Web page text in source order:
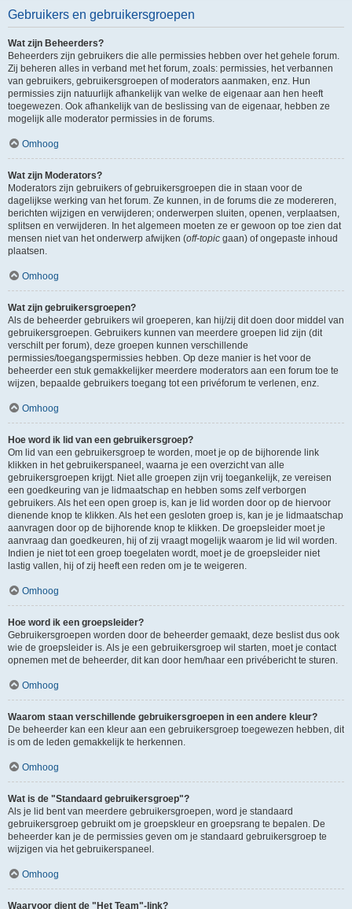
Gebruikers en gebruikersgroepen
Wat zijn Beheerders?
Beheerders zijn gebruikers die alle permissies hebben over het gehele forum.
Zij beheren alles in verband met het forum, zoals: permissies, het verbannen
van gebruikers, gebruikersgroepen of moderators aanmaken, enz. Hun
permissies zijn natuurlijk afhankelijk van welke de eigenaar aan hen heeft
toegewezen. Ook afhankelijk van de beslissing van de eigenaar, hebben ze
mogelijk alle moderator permissies in de forums.
Omhoog
Wat zijn Moderators?
Moderators zijn gebruikers of gebruikersgroepen die in staan voor de
dagelijkse werking van het forum. Ze kunnen, in de forums die ze modereren,
berichten wijzigen en verwijderen; onderwerpen sluiten, openen, verplaatsen,
splitsen en verwijderen. In het algemeen moeten ze er gewoon op toe zien dat
mensen niet van het onderwerp afwijken (off-topic gaan) of ongepaste inhoud
plaatsen.
Omhoog
Wat zijn gebruikersgroepen?
Als de beheerder gebruikers wil groeperen, kan hij/zij dit doen door middel van
gebruikersgroepen. Gebruikers kunnen van meerdere groepen lid zijn (dit
verschilt per forum), deze groepen kunnen verschillende
permissies/toegangspermissies hebben. Op deze manier is het voor de
beheerder een stuk gemakkelijker meerdere moderators aan een forum toe te
wijzen, bepaalde gebruikers toegang tot een privéforum te verlenen, enz.
Omhoog
Hoe word ik lid van een gebruikersgroep?
Om lid van een gebruikersgroep te worden, moet je op de bijhorende link
klikken in het gebruikerspaneel, waarna je een overzicht van alle
gebruikersgroepen krijgt. Niet alle groepen zijn vrij toegankelijk, ze vereisen
een goedkeuring van je lidmaatschap en hebben soms zelf verborgen
gebruikers. Als het een open groep is, kan je lid worden door op de hiervoor
dienende knop te klikken. Als het een gesloten groep is, kan je je lidmaatschap
aanvragen door op de bijhorende knop te klikken. De groepsleider moet je
aanvraag dan goedkeuren, hij of zij vraagt mogelijk waarom je lid wil worden.
Indien je niet tot een groep toegelaten wordt, moet je de groepsleider niet
lastig vallen, hij of zij heeft een reden om je te weigeren.
Omhoog
Hoe word ik een groepsleider?
Gebruikersgroepen worden door de beheerder gemaakt, deze beslist dus ook
wie de groepsleider is. Als je een gebruikersgroep wil starten, moet je contact
opnemen met de beheerder, dit kan door hem/haar een privébericht te sturen.
Omhoog
Waarom staan verschillende gebruikersgroepen in een andere kleur?
De beheerder kan een kleur aan een gebruikersgroep toegewezen hebben, dit
is om de leden gemakkelijk te herkennen.
Omhoog
Wat is de "Standaard gebruikersgroep"?
Als je lid bent van meerdere gebruikersgroepen, word je standaard
gebruikersgroep gebruikt om je groepskleur en groepsrang te bepalen. De
beheerder kan je de permissies geven om je standaard gebruikersgroep te
wijzigen via het gebruikerspaneel.
Omhoog
Waarvoor dient de "Het Team"-link?